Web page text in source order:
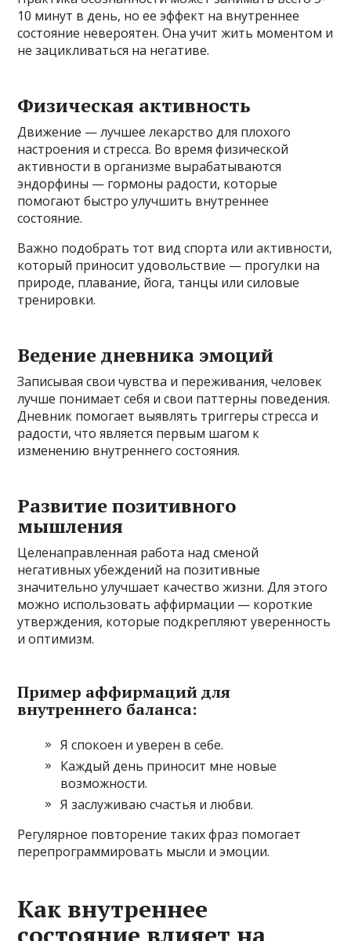
10 минут в день, но ее эффект на внутреннее
состояние невероятен. Она учит жить моментом и
не зацикливаться на негативе.
Физическая активность
Движение — лучшее лекарство для плохого
настроения и стресса. Во время физической
активности в организме вырабатываются
эндорфины — гормоны радости, которые
помогают быстро улучшить внутреннее
состояние.
Важно подобрать тот вид спорта или активности,
который приносит удовольствие — прогулки на
природе, плавание, йога, танцы или силовые
тренировки.
Ведение дневника эмоций
Записывая свои чувства и переживания, человек
лучше понимает себя и свои паттерны поведения.
Дневник помогает выявлять триггеры стресса и
радости, что является первым шагом к
изменению внутреннего состояния.
Развитие позитивного
мышления
Целенаправленная работа над сменой
негативных убеждений на позитивные
значительно улучшает качество жизни. Для этого
можно использовать аффирмации — короткие
утверждения, которые подкрепляют уверенность
и оптимизм.
Пример аффирмаций для
внутреннего баланса:
Я спокоен и уверен в себе.
Каждый день приносит мне новые
возможности.
Я заслуживаю счастья и любви.
Регулярное повторение таких фраз помогает
перепрограммировать мысли и эмоции.
Как внутреннее
состояние влияет на